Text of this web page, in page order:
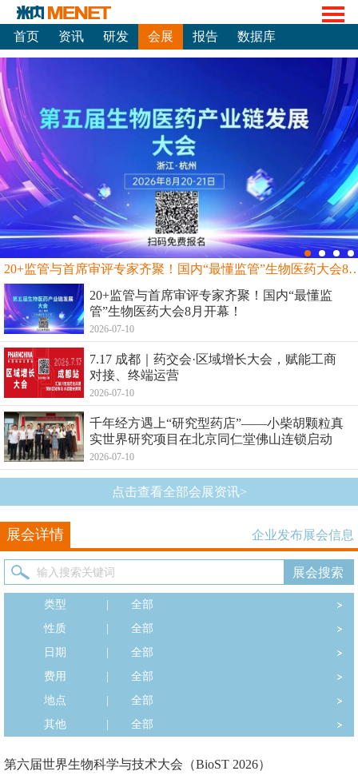
首页 资讯 研发 会展 报告 数据库
20+监管与首席审评专家齐聚！国内“最
20+监管与首席审评专家齐聚！国内“最懂监
管”生物医药大会8月开幕！
2026-07-10
7.17 成都｜药交会·区域增长大会，赋能工商
对接、终端运营
2026-07-10
千年经方遇上“研究型药店”——小柴胡颗粒真
实世界研究项目在北京同仁堂佛山连锁启动
2026-07-10
点击查看全部会展资讯>
展会详情 企业发布展会信息
类型
全部
性质
全部
日期
全部
费用
全部
地点
全部
其他
全部
第六届世界生物科学与技术大会（BioST 2026）